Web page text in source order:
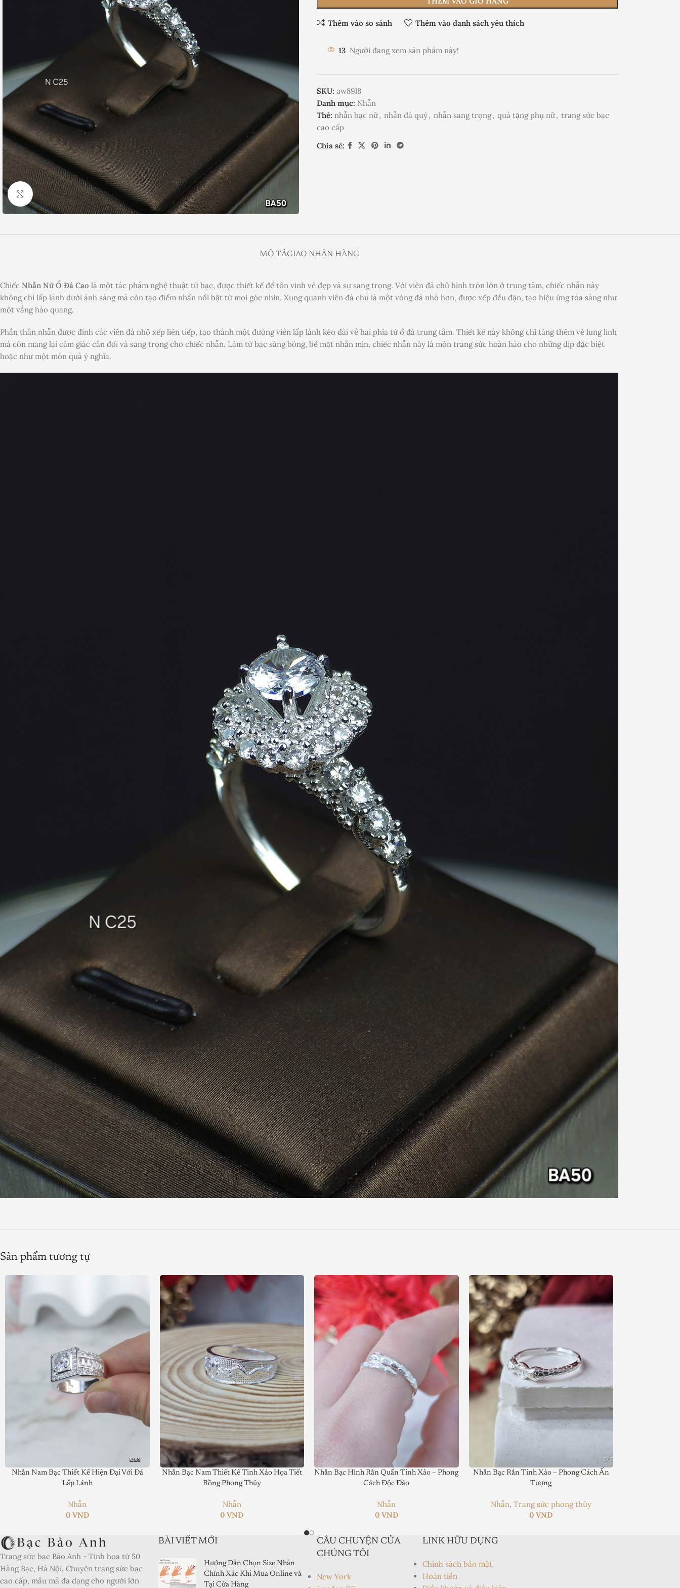
Nhấp để phóng to
Thêm vào so sánh Thêm vào danh sách yêu thích
13 Người đang xem sản phẩm này!
SKU: aw89l8
Danh mục: Nhẫn
Thẻ: nhẫn bạc nữ, nhẫn đá quý, nhẫn sang trọng, quà tặng phụ nữ, trang sức bạc
cao cấp
Chia sẻ:
MÔ TẢGIAO NHẬN HÀNG
Chiếc Nhẫn Nữ Ổ Đá Cao là một tác phẩm nghệ thuật từ bạc, được thiết kế để tôn vinh vẻ đẹp và sự sang trọng. Với viên đá chủ hình tròn lớn ở trung tâm, chiếc nhẫn này
không chỉ lấp lánh dưới ánh sáng mà còn tạo điểm nhấn nổi bật từ mọi góc nhìn. Xung quanh viên đá chủ là một vòng đá nhỏ hơn, được xếp đều đặn, tạo hiệu ứng tỏa sáng như
một vầng hào quang.
Phần thân nhẫn được đính các viên đá nhỏ xếp liên tiếp, tạo thành một đường viền lấp lánh kéo dài về hai phía từ ổ đá trung tâm. Thiết kế này không chỉ tăng thêm vẻ lung linh
mà còn mang lại cảm giác cân đối và sang trọng cho chiếc nhẫn. Làm từ bạc sáng bóng, bề mặt nhẵn mịn, chiếc nhẫn này là món trang sức hoàn hảo cho những dịp đặc biệt
hoặc như một món quà ý nghĩa.
Product Brand:
Product Currency:
Price Valid Until:
Product In-Stock:
Xếp hạng của biên tập viên:
Sản phẩm tương tự
Nhẫn Nam Bạc Thiết Kế Hiện Đại Với Đá
Lấp Lánh
Nhẫn
0 VND
Nhẫn Bạc Nam Thiết Kế Tinh Xảo Họa Tiết
Rồng Phong Thủy
Nhẫn
0VND
Nhẫn Bạc Hình Rắn Quấn Tinh Xảo – Phong
Cách Độc Đáo
Nhẫn
0 VND
Nhẫn Bạc Rắn Tinh Xảo – Phong Cách Ấn
Tượng
Nhẫn, Trang sức phong thủy
0VND
Trang sức bạc Bảo Anh - Tinh hoa từ 50
Hàng Bạc, Hà Nội. Chuyên trang sức bạc
cao cấp, mẫu mã đa dạng cho người lớn
BÀI VIẾT MỚI
Hướng Dẫn Chọn Size Nhẫn
Chính Xác Khi Mua Online và
Tại Cửa Hàng
CÂU CHUYỆN CỦA
CHÚNG TÔI
New York
LINK HỮU DỤNG
Chính sách bảo mật
Hoàn tiền